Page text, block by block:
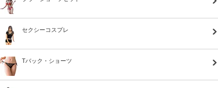
セクシーコスプレ
Tバック・ショーツ